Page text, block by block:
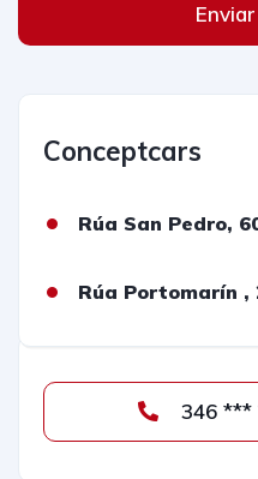
Conceptcars
Rúa San Pedro,
Rúa Portomarín ,